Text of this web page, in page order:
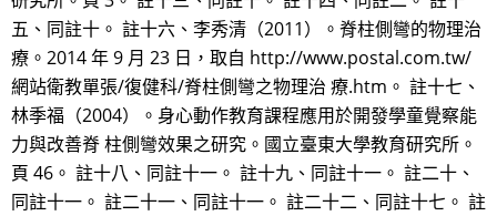
五、同註十。 註十六、李秀清（2011）。脊柱側彎的物理治
療。2014 年 9 月 23 日，取自 http://www.postal.com.tw/
網站衛教單張/復健科/脊柱側彎之物理治 療.htm。 註十七、
林季福（2004）。身心動作教育課程應用於開發學童覺察能
力與改善脊 柱側彎效果之研究。國立臺東大學教育研究所。
頁 46。 註十八、同註十一。 註十九、同註十一。 註二十、
同註十一。 註二十一、同註十一。 註二十二、同註十七。 註